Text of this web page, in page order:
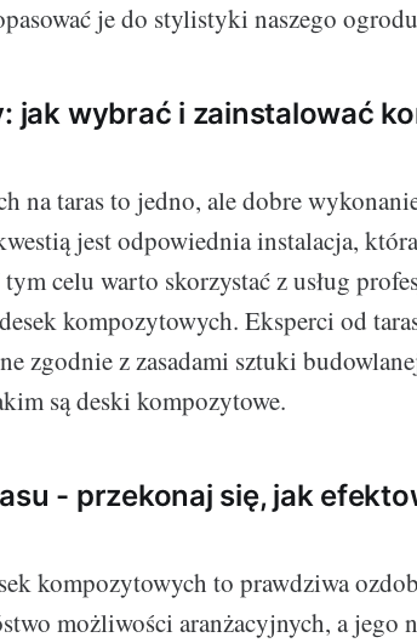
je do stylistyki naszego
jak wybrać i zainstalować
na taras to jedno, ale dobre
jest odpowiednia instalacja,
celu warto skorzystać z usług
kompozytowych. Eksperci od
zgodnie z zasadami sztuki
są deski kompozytowe.
- przekonaj się, jak
kompozytowych to prawdziwa
możliwości aranżacyjnych, a jego